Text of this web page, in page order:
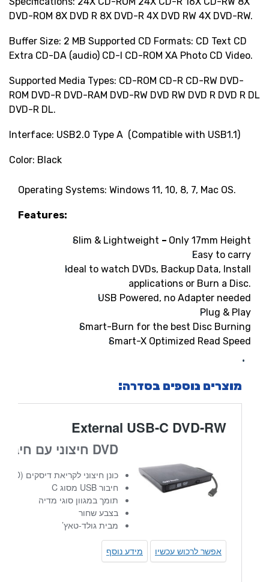
DVD-ROM 8X DVD R 8X DVD-R 4X DVD RW 4X DVD-RW.
Buffer Size: 2 MB Supported CD Formats: CD Text CD
Extra CD-DA (audio) CD-I CD-ROM XA Photo CD Video.
Supported Media Types: CD-ROM CD-R CD-RW DVD-
ROM DVD-R DVD-RAM DVD-RW DVD RW DVD R DVD R DL
DVD-R DL.
Interface: USB2.0 Type A (Compatible with USB1.1)
Color: Black
Operating Systems: Windows 11, 10, 8, 7, Mac OS.
Features:
Slim & Lightweight – Only 17mm Height
Easy to carry
Ideal to watch DVDs, Backup Data, Install
applications or Burn a Disc.
USB Powered, no Adapter needed
Plug & Play
Smart-Burn for the best Disc Burning
Smart-X Optimized Read Speed
מוצרים נוספים בסדרה: